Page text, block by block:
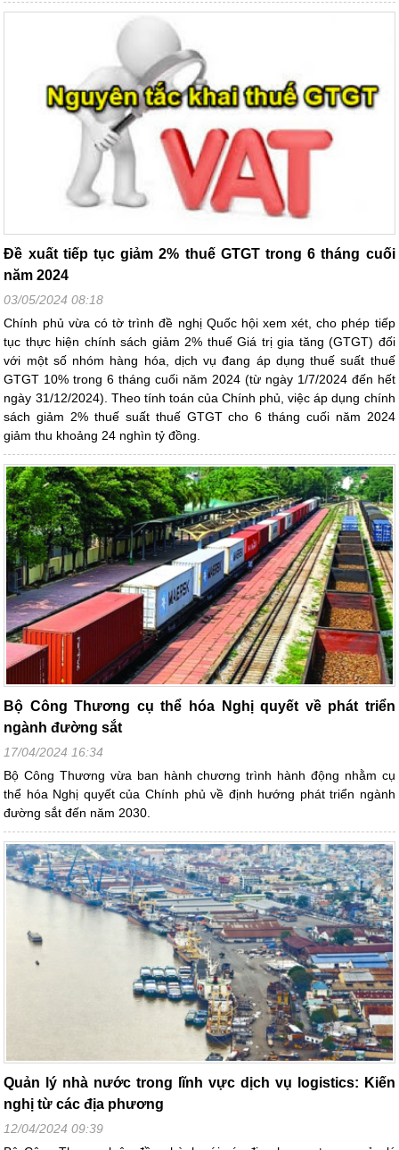
Đề xuất tiếp tục giảm 2% thuế GTGT trong 6 tháng cuối
năm 2024
03/05/2024 08:18
Chính phủ vừa có tờ trình đề nghị Quốc hội xem xét, cho phép tiếp
tục thực hiện chính sách giảm 2% thuế Giá trị gia tăng (GTGT) đối
với một số nhóm hàng hóa, dịch vụ đang áp dụng thuế suất thuế
GTGT 10% trong 6 tháng cuối năm 2024 (từ ngày 1/7/2024 đến hết
ngày 31/12/2024). Theo tính toán của Chính phủ, việc áp dụng chính
sách giảm 2% thuế suất thuế GTGT cho 6 tháng cuối năm 2024
giảm thu khoảng 24 nghìn tỷ đồng.
Bộ Công Thương cụ thể hóa Nghị quyết về phát triển
ngành đường sắt
17/04/2024 16:34
Bộ Công Thương vừa ban hành chương trình hành động nhằm cụ
thể hóa Nghị quyết của Chính phủ về định hướng phát triển ngành
đường sắt đến năm 2030.
Quản lý nhà nước trong lĩnh vực dịch vụ logistics: Kiến
nghị từ các địa phương
12/04/2024 09:39